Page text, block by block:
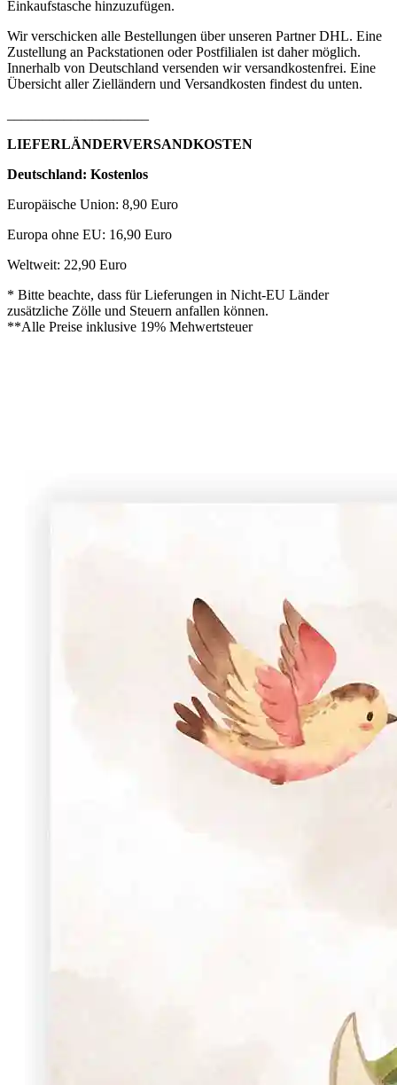
Einkaufstasche hinzuzufügen.
Wir verschicken alle Bestellungen über unseren Partner DHL. Eine
Zustellung an Packstationen oder Postfilialen ist daher möglich.
Innerhalb von Deutschland versenden wir versandkostenfrei. Eine
Übersicht aller Zielländern und Versandkosten findest du unten.
LIEFERLÄNDERVERSANDKOSTEN
Deutschland: Kostenlos
Europäische Union: 8,90 Euro
Europa ohne EU: 16,90 Euro
Weltweit: 22,90 Euro
* Bitte beachte, dass für Lieferungen in Nicht-EU Länder
zusätzliche Zölle und Steuern anfallen können.
**Alle Preise inklusive 19% Mehwertsteuer